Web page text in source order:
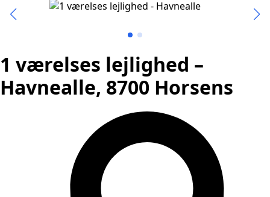
1 værelses lejlighed –
Havnealle, 8700 Horsens